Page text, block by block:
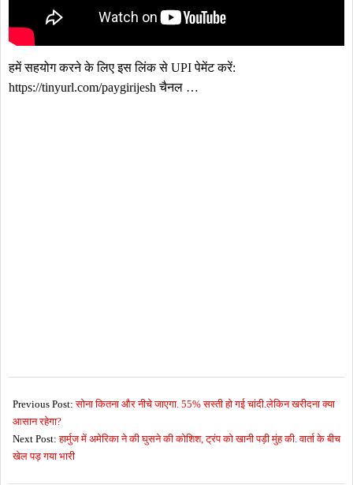
हमें सहयोग करने के लिए इस लिंक से UPI पेमेंट करें:
https://tinyurl.com/paygirijesh चैनल …
06-
28
Previous Post:सोना कितना और नीचे जाएगा. 55% सस्ती हो गई चांदी.लेकिन खरीदना क्या
आसान रहेगा?
Next Post:हार्मुज में अमेरिका ने की घुसने की कोशिश, ट्रंप को खानी पड़ी मुंह की. वार्ता के बीच
खेल पड़ गया भारी